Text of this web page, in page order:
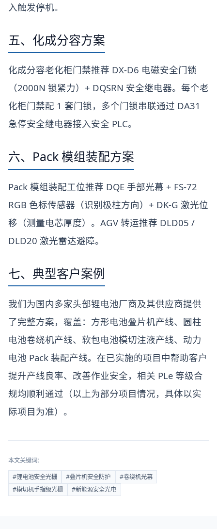
入触发停机。
五、化成分容方案
化成分容老化柜门禁推荐 DX-D6 电磁安全门锁
（2000N 锁紧力）+ DQSRN 安全继电器。每个老
化柜门禁配 1 套门锁，多个门锁串联通过 DA31
急停安全继电器接入安全 PLC。
六、Pack 模组装配方案
Pack 模组装配工位推荐 DQE 手部光幕 + FS-72
RGB 色标传感器（识别极柱方向）+ DK-G 激光位
移（测量电芯厚度）。AGV 转运推荐 DLD05 /
DLD20 激光雷达避障。
七、典型客户案例
我们为国内多家头部锂电池厂商及其供应商提供
了完整方案，覆盖：方形电池叠片机产线、圆柱
电池卷绕机产线、软包电池模切注液产线、动力
电池 Pack 装配产线。在已实施的项目中帮助客户
提升产线良率、改善作业安全，相关 PLe 等级合
规均顺利通过（以上为部分项目情况，具体以实
际项目为准）。
本文关键词：
#锂电池安全光栅 #叠片机安全防护 #卷绕机光幕
#模切机手指级光栅 #新能源安全光电